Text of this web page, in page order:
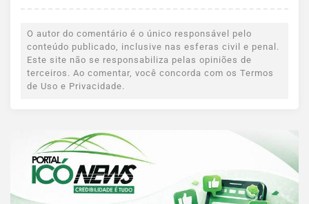
O autor do comentário é o único responsável pelo
conteúdo publicado, inclusive nas esferas civil e penal.
Este site não se responsabiliza pelas opiniões de
terceiros. Ao comentar, você concorda com os Termos
de Uso e Privacidade.